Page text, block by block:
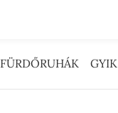
FÜRDŐRUHÁK GYIK